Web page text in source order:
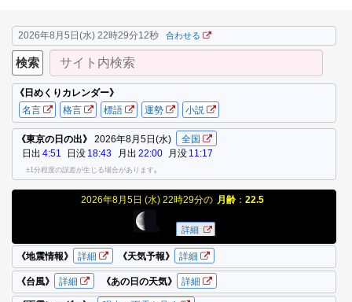
2026年8月5日(水) 22時29分12秒 合わせる